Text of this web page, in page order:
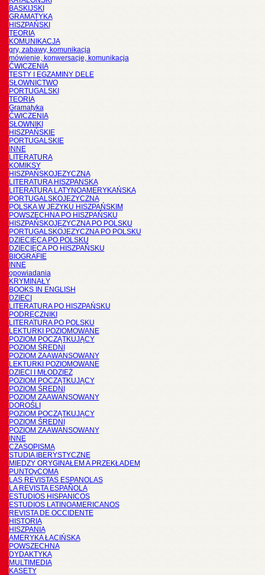
BASKIJSKI
GRAMATYKA
HISZPAŃSKI
TEORIA
KOMUNIKACJA
gry, zabawy, komunikacja
mówienie, konwersacje, komunikacja
ĆWICZENIA
TESTY I EGZAMINY DELE
SŁOWNICTWO
PORTUGALSKI
TEORIA
Gramatyka
ĆWICZENIA
SŁOWNIKI
HISZPAŃSKIE
PORTUGALSKIE
INNE
LITERATURA
KOMIKSY
HISZPAŃSKOJĘZYCZNA
LITERATURA HISZPANSKA
LITERATURA LATYNOAMERYKAŃSKA
PORTUGALSKOJĘZYCZNA
POLSKA W JĘZYKU HISZPAŃSKIM
POWSZECHNA PO HISZPAŃSKU
HISZPAŃSKOJĘZYCZNA PO POLSKU
PORTUGALSKOJĘZYCZNA PO POLSKU
DZIECIĘCA PO POLSKU
DZIECIĘCA PO HISZPAŃSKU
BIOGRAFIE
INNE
opowiadania
KRYMINAŁY
BOOKS IN ENGLISH
DZIECI
LITERATURA PO HISZPAŃSKU
PODRĘCZNIKI
LITERATURA PO POLSKU
LEKTURKI POZIOMOWANE
POZIOM POCZĄTKUJĄCY
POZIOM ŚREDNI
POZIOM ZAAWANSOWANY
LEKTURKI POZIOMOWANE
DZIECI I MŁODZIEŻ
POZIOM POCZĄTKUJĄCY
POZIOM ŚREDNI
POZIOM ZAAWANSOWANY
DOROŚLI
POZIOM POCZĄTKUJĄCY
POZIOM ŚREDNI
POZIOM ZAAWANSOWANY
INNE
CZASOPISMA
STUDIA IBERYSTYCZNE
MIĘDZY ORYGINAŁEM A PRZEKŁADEM
PUNTOyCOMA
LAS REVISTAS ESPANOLAS
LA REVISTA ESPAÑOLA
ESTUDIOS HISPANICOS
ESTUDIOS LATINOAMERICANOS
REVISTA DE OCCIDENTE
HISTORIA
HISZPANIA
AMERYKA ŁACIŃSKA
POWSZECHNA
DYDAKTYKA
MULTIMEDIA
KASETY